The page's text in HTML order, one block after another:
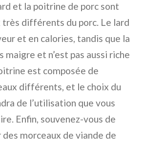
et la poitrine de porc sont
très différents du porc. Le lard
et en calories, tandis que la
maigre et n’est pas aussi riche
est composée de
différents, et le choix du
de l’utilisation que vous
Enfin, souvenez-vous de
morceaux de viande de